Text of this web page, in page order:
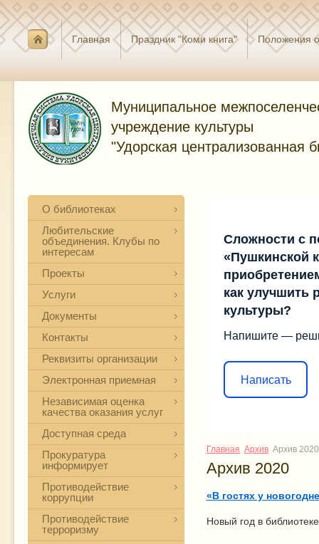
Главная Праздник "Коми книга" Положения
Муниципальное
учреждение культуры
"Удорская централизованная
О библиотеках
Любительские
объединения. Клубы по
интересам
Проекты
Услуги
Документы
Контакты
Реквизиты организации
Электронная приемная
Независимая оценка
качества оказания услуг
Доступная среда
Прокуратура
информирует
Противодействие
коррупции
Противодействие
терроризму
Сложности с
«Пушкинской
как улучшить
культуры?
Напишите —
Написать
Главная Архив Архив 2020
Архив 2020
«В гостях у
Новый год в